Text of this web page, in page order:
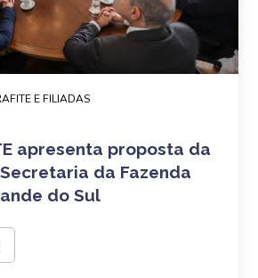
E FILIADAS
apresenta proposta da
Secretaria da Fazenda
do Sul